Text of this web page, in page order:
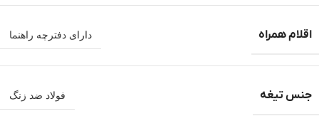
اقلام همراه دارای دفترچه راهنما
جنس تیغه فولاد ضد زنگ